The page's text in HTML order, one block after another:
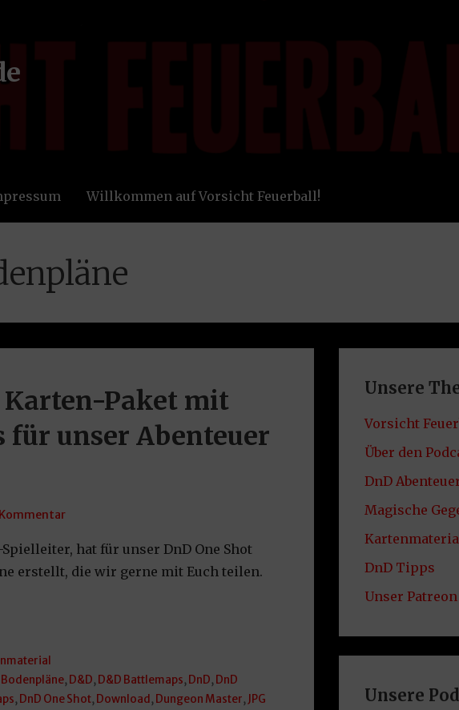
Willkommen auf Vorsicht Feuerball!
Paket mit
für unser Abenteuer
hat für unser DnD One Shot
erstellt, die wir gerne mit Euch teilen.
Bodenpläne, D&D, D&D Battlemaps, DnD, DnD
, DnD One Shot, Download , Dungeon Master, JPG
Unsere
Vorsicht
Über den
DnD
Magische
DnD Tipps
Unser
Unsere